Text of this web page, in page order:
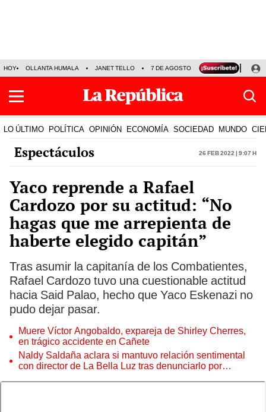
HOY OLLANTA HUMALA JANET TELLO 7 DE AGOSTO TINKA RESULTADOS
LO ÚLTIMO POLÍTICA OPINIÓN ECONOMÍA SOCIEDAD MUNDO
Espectáculos 26 Feb 2022 | 9:07 h
Yaco reprende a Rafael
Cardozo por su actitud: “No
hagas que me arrepienta de
haberte elegido capitán”
Tras asumir la capitanía de los Combatientes,
Rafael Cardozo tuvo una cuestionable actitud
hacia Said Palao, hecho que Yaco Eskenazi no
pudo dejar pasar.
Muere Víctor Angobaldo, expareja de Shirley Cherres,
en trágico accidente en Cañete
Naldy Saldaña aclara si mantuvo relación sentimental
con director de La Bella Luz tras denunciarlo por